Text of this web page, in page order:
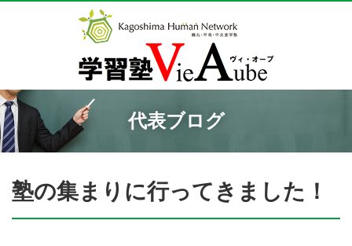
代表ブログ
塾の集まりに行ってきました！